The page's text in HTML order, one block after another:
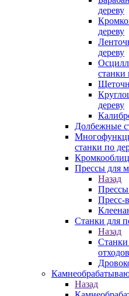
дереву
дереву
дереву
станки
дереву
Долбежные
станки по
Прессы для
Назад
Пресс-
Станки для
Назад
Станки
отходов
Назад